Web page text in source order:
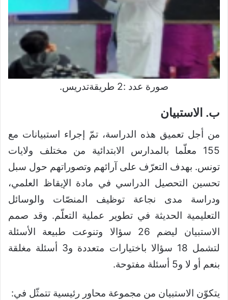
صورة عدد :2 طريقةتدريس.
ب. الاستبيان
من أجل تعميق هذه الدراسة، تمّ إجراء استبيانات مع
155 معلّما بالمدارس الابتدائية من مختلف ولايات
تونس. بهدف التعرّف على آرائهم وتصوراتهم حول سبل
تحسين التحصيل الدراسي في مادة الإيقاظ العلمي،
ودراسة مدى نجاعة توظيف المنصّات والوسائل
التعليمية الحديثة في تطوير عملية التعلّم. وقد صمم
الاستبيان ليضم 26 سؤالا وتنوعت طبيعة الأسئلة
لتشمل 18 سؤالا باختيارات متعددة و3 أسئلة مغلقة
بنعم أو لا و5 أسئلة مفتوحة.
يتكوّن الاستبيان من مجموعة محاور رئيسية تتمثّل في: